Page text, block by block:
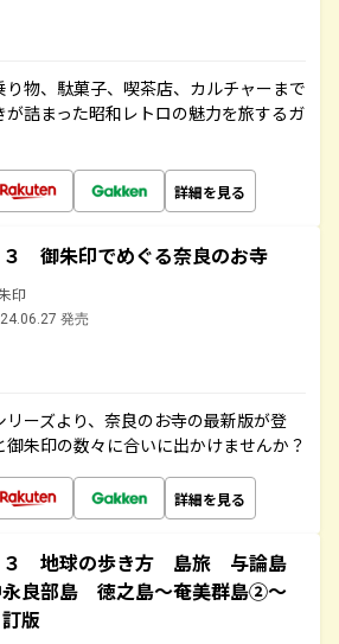
物、駄菓子、喫茶店、カルチャーまで
詰まった昭和レトロの魅力を旅するガ
詳細を見る
３ 御朱印でめぐる奈良のお寺
印
発売
ーズより、奈良のお寺の最新版が登
朱印の数々に合いに出かけませんか？
詳細を見る
３ 地球の歩き方 島旅 与論島
良部島 徳之島～奄美群島②～
版